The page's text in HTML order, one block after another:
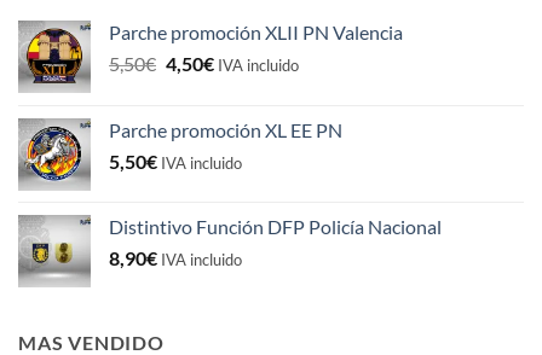
Parche promoción XLII PN Valencia
5,50€ El
era:
5,50€.
4,50€El
es:
4,50€.
IVA incluido
Parche promoción XL EE PN
5,50€ IVA incluido
Distintivo Función DFP Policía Nacional
8,90€ IVA incluido
MAS VENDIDO